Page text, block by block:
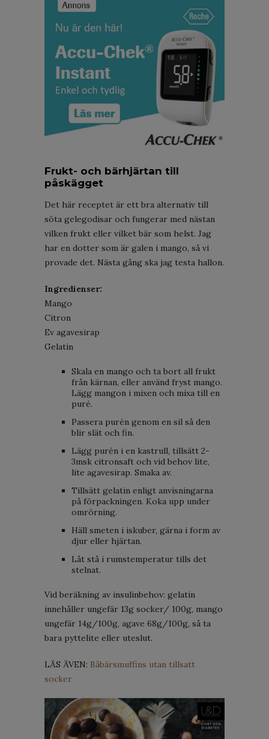
Frukt- och bärhjärtan till
påskägget
Det här receptet är ett bra alternativ till
söta gelegodisar och fungerar med nästan
vilken frukt eller vilket bär som helst. Jag
har en dotter som är galen i mango, så vi
provade det. Nästa gång ska jag testa hallon.
Ingredienser:
Mango
Citron
Ev agavesirap
Gelatin
Skala en mango och ta bort all frukt
från kärnan, eller använd fryst mango.
Lägg mangon i mixen och mixa till en
puré.
Passera purén genom en sil så den
blir slät och fin.
Lägg purén i en kastrull, tillsätt 2-
3msk citronsaft och vid behov lite,
lite agavesirap. Smaka av.
Tillsätt gelatin enligt anvisningarna
på förpackningen. Koka upp under
omrörning.
Häll smeten i iskuber, gärna i form av
djur eller hjärtan.
Låt stå i rumstemperatur tills det
stelnat.
Vid beräkning av insulinbehov: gelatin
innehåller ungefär 13g socker/ 100g, mango
ungefär 14g/100g, agave 68g/100g, så ta
bara pyttelite eller uteslut.
LÄS ÄVEN: Båbärsmuffins utan tillsatt
socker